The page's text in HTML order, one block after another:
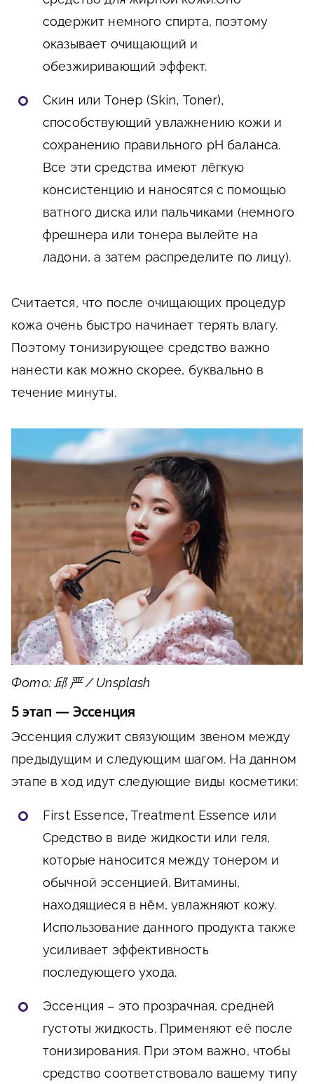
содержит немного спирта, поэтому
оказывает очищающий и
обезжиривающий эффект.
Скин или Тонер (Skin, Toner),
способствующий увлажнению кожи и
сохранению правильного pH баланса.
Все эти средства имеют лёгкую
консистенцию и наносятся с помощью
ватного диска или пальчиками (немного
фрешнера или тонера вылейте на
ладони, а затем распределите по лицу).
Считается, что после очищающих процедур
кожа очень быстро начинает терять влагу.
Поэтому тонизирующее средство важно
нанести как можно скорее, буквально в
течение минуты.
Фото: 邱 严 / Unsplash
5 этап — Эссенция
Эссенция служит связующим звеном между
предыдущим и следующим шагом. На данном
этапе в ход идут следующие виды косметики:
First Essence, Treatment Essence или
Средство в виде жидкости или геля,
которые наносится между тонером и
обычной эссенцией. Витамины,
находящиеся в нём, увлажняют кожу.
Использование данного продукта также
усиливает эффективность
последующего ухода.
Эссенция – это прозрачная, средней
густоты жидкость. Применяют её после
тонизирования. При этом важно, чтобы
средство соответствовало вашему типу